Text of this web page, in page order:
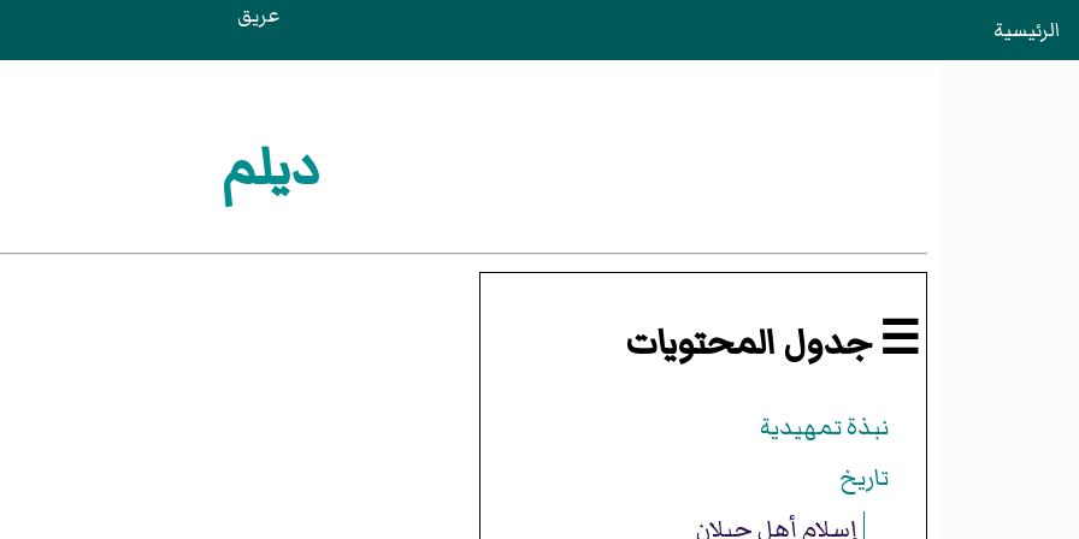
الرئيسية عريق
ديلم
☰ جدول المحتويات
نبذة تمهيدية
تاريخ
إسلام أهل جيلان